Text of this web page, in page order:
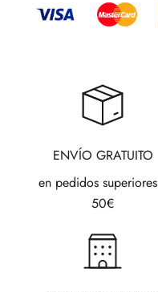
ENVÍO GRATUITO
en pedidos
50€